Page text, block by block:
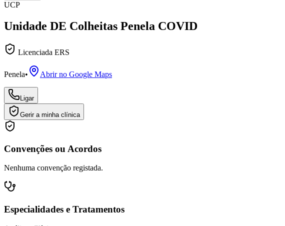
UCP
Unidade DE Colheitas Penela COVID
Licenciada ERS
Penela• Abrir no Google Maps
Ligar
Gerir a minha clínica
Convenções ou Acordos
Nenhuma convenção registada.
Especialidades e Tratamentos